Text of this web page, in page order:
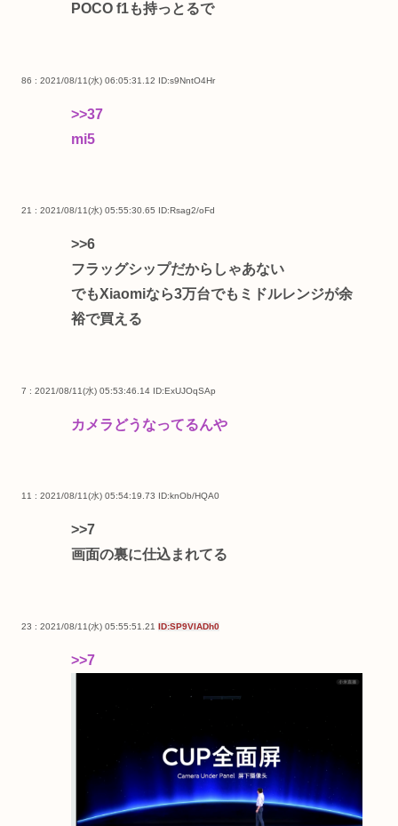
POCO f1も持っとるで
86 : 2021/08/11(水) 06:05:31.12 ID:s9NntO4Hr
>>37
mi5
21 : 2021/08/11(水) 05:55:30.65 ID:Rsag2/oFd
>>6
フラッグシップだからしゃあない
でもXiaomiなら3万台でもミドルレンジが余
裕で買える
7 : 2021/08/11(水) 05:53:46.14 ID:ExUJOqSAp
カメラどうなってるんや
11 : 2021/08/11(水) 05:54:19.73 ID:knOb/HQA0
>>7
画面の裏に仕込まれてる
23 : 2021/08/11(水) 05:55:51.21 ID:SP9VIADh0
>>7